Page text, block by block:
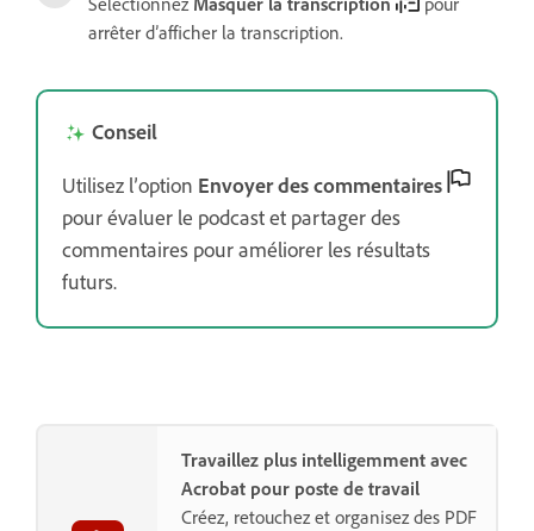
arrêter d’afficher la transcription.
Conseil
Utilisez l’option Envoyer des commentaires
pour évaluer le podcast et partager des
commentaires pour améliorer les résultats
futurs.
Travaillez plus intelligemment avec
Acrobat pour poste de travail
Créez, retouchez et organisez des PDF